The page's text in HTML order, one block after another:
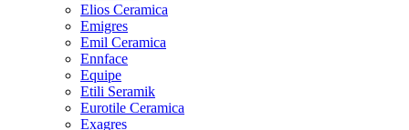
Elios Ceramica
Emigres
Emil Ceramica
Ennface
Equipe
Etili Seramik
Eurotile Ceramica
Exagres